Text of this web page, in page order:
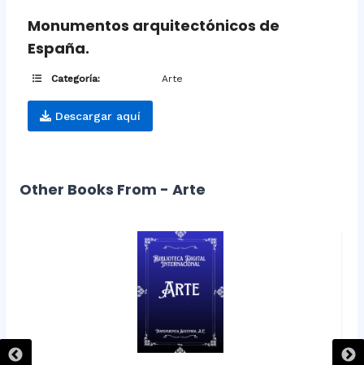
Monumentos arquitectónicos de
España.
Categoría: Arte
Descargar aquí
Other Books From - Arte